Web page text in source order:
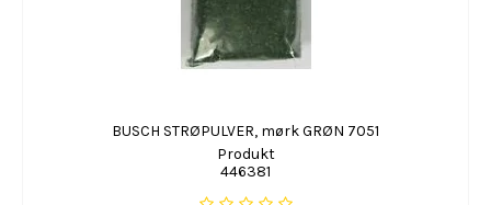
BUSCH STRØPULVER, mørk GRØN 7051
Produkt
446381